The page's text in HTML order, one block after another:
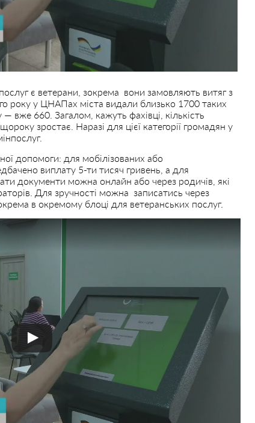
є ветерани, зокрема вони замовляють витяг з
року у ЦНАПах міста видали близько 1700 таких
вже 660. Загалом, кажуть фахівці, кількість
зростає. Наразі для цієї категорії громадян у
допомоги: для мобілізованих або
виплату 5-ти тисяч гривень, а для
документи можна онлайн або через родичів, які
Для зручності можна записатись через
в окремому блоці для ветеранських послуг.